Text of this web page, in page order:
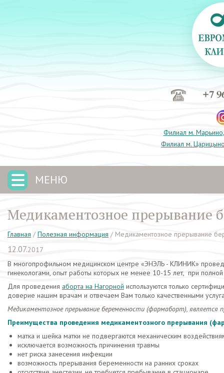
+7
Филиал м.
Филиал м.
МЕНЮ
Медикаментозное прерывание
Главная / Полезная информация / Медикаментозное прерывание
12.07.2017
В многопрофильном медицинском центре «ЭНЭЛЬ - КЛИНИК»
гинекологами, опыт работы которых не менее 10-15 лет, при
Для проведения аборта на Нагорной используются только
доверие нашим врачам и отвечаем Вам только качественными
Медикаментозное прерывание беременности (фармаборт), является
Преимущества проведения медикаментозного прерывания
матка и шейка матки не подвергаются механическим
исключается возможность причинения травмы
нет риска занесения инфекции
возможность прерывания беременности на ранних сроках